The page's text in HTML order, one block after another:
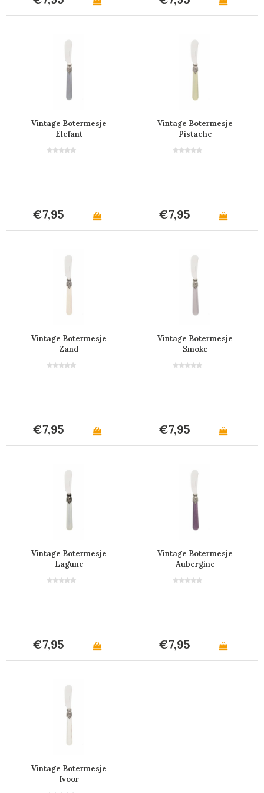
Vintage Botermesje
Elefant
€7,95 +
Vintage Botermesje
Pistache
€7,95 +
Vintage Botermesje
Zand
€7,95 +
Vintage Botermesje
Smoke
€7,95 +
Vintage Botermesje
Lagune
€7,95 +
Vintage Botermesje
Aubergine
€7,95 +
Vintage Botermesje
Ivoor